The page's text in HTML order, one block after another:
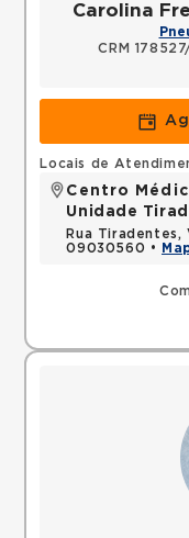
Carolina
CRM
Locais de
Centro
Unidade
Rua Tiradentes,
09030560 •